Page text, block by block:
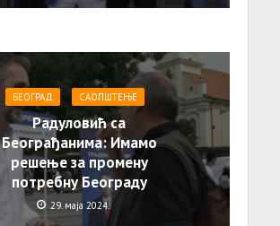
БЕОГРАД САОПШТЕЊE
Радуловић са
Београђанима: Имамо
решење за промену
потребну Београду
29. маја 2024.